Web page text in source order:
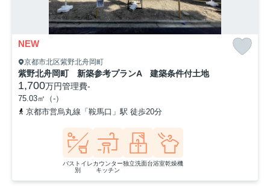
NEW
京都市北区紫野北舟岡町
紫野北舟岡町 新築参考プランA 建築条件付土地
1,700万円管理費-
75.03㎡（-）
京都市営烏丸線「鞍馬口」駅 徒歩20分
バストイレ
別
カウンター
キッチン
独立洗面台浴室乾燥機